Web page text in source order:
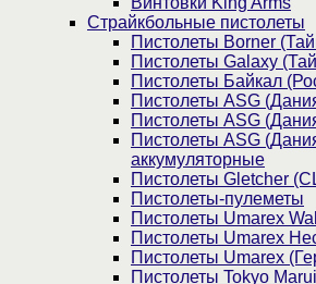
Страйкбольные пистолеты
Пистолеты Borner
Пистолеты Galaxy
Пистолеты Байкал
Пистолеты ASG
Пистолеты ASG
Пистолеты ASG
аккумуляторные
Пистолеты Gletcher
Пистолеты-пулеметы
Пистолеты Umarex
Пистолеты Umarex
Пистолеты Umarex
Пистолеты Tokyo